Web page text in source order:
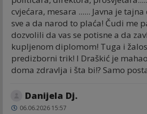
cvjećara, mesara ...... Javna je
sve a da narod to plaća! Čudi me
dozvolili da vas se potisne a da
kupljenom diplomom! Tuga i
predizborni trik! I Draškić je
doma zdravlja i šta bi!? Samo
Danijela Dj.
06.06.2026 15:57